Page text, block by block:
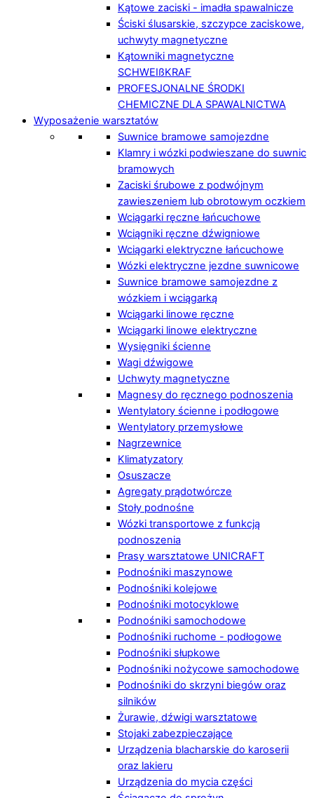
Kątowe zaciski - imadła spawalnicze
Ściski ślusarskie, szczypce zaciskowe,
uchwyty magnetyczne
Kątowniki magnetyczne
SCHWEIßKRAF
PROFESJONALNE ŚRODKI
CHEMICZNE DLA SPAWALNICTWA
Wyposażenie warsztatów
Suwnice bramowe samojezdne
Klamry i wózki podwieszane do suwnic
bramowych
Zaciski śrubowe z podwójnym
zawieszeniem lub obrotowym oczkiem
Wciągarki ręczne łańcuchowe
Wciągniki ręczne dźwigniowe
Wciągarki elektryczne łańcuchowe
Wózki elektryczne jezdne suwnicowe
Suwnice bramowe samojezdne z
wózkiem i wciągarką
Wciągarki linowe ręczne
Wciągarki linowe elektryczne
Wysięgniki ścienne
Wagi dźwigowe
Uchwyty magnetyczne
Magnesy do ręcznego podnoszenia
Wentylatory ścienne i podłogowe
Wentylatory przemysłowe
Nagrzewnice
Klimatyzatory
Osuszacze
Agregaty prądotwórcze
Stoły podnośne
Wózki transportowe z funkcją
podnoszenia
Prasy warsztatowe UNICRAFT
Podnośniki maszynowe
Podnośniki kolejowe
Podnośniki motocyklowe
Podnośniki samochodowe
Podnośniki ruchome - podłogowe
Podnośniki słupkowe
Podnośniki nożycowe samochodowe
Podnośniki do skrzyni biegów oraz
silników
Żurawie, dźwigi warsztatowe
Stojaki zabezpieczające
Urządzenia blacharskie do karoserii
oraz lakieru
Urządzenia do mycia części